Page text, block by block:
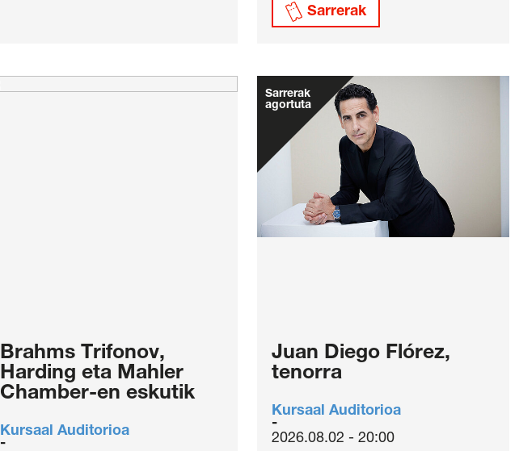
Sarrerak
Brahms Trifonov,
Harding eta Mahler
Chamber-en eskutik
Kursaal Auditorioa
Sarrerak
agortuta
Juan Diego Flórez,
tenorra
Kursaal Auditorioa
2026.08.02 - 20:00